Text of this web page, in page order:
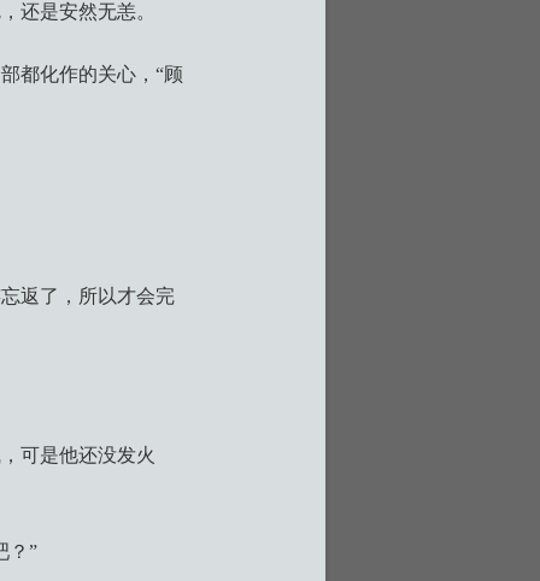
还是安然无恙。
都化作的关心，“顾
返了，所以才会完
可是他还没发火
？”